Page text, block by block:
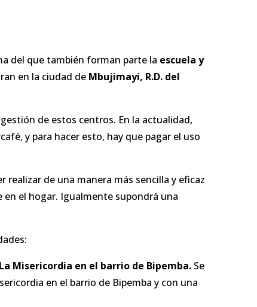
del que también forman parte la escuela y
en la ciudad de Mbujimayi, R.D. del
de estos centros. En la actualidad,
y para hacer esto, hay que pagar el uso
realizar de una manera más sencilla y eficaz
en el hogar. Igualmente supondrá una
Misericordia en el barrio de Bipemba. Se
en el barrio de Bipemba y con una